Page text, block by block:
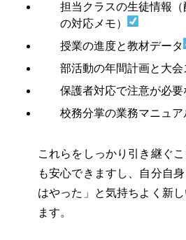
担当クラスの生徒情報
の対応メモ）
授業の進度と教材データ
部活動の年間計画と大
保護者対応で注意が必要
校務分掌の業務マニュア
これらをしっかり引き継ぐ
も安心できますし、自分自
はやった」と気持ちよく新
ます。